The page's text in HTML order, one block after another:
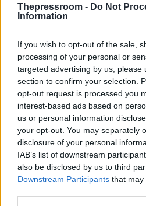
Thepressroom - Do Not
Information
If you wish to opt-out of the sale,
processing of your personal or
targeted advertising by us, please
section to confirm your selection.
opt-out request is processed you
interest-based ads based on
us or personal information
your opt-out. You may separately
disclosure of your personal
IAB’s list of downstream
also be disclosed by us to third
Downstream Participants that may
Στη συνέχεια μιαομάδα
Κοτζιά, όπου οι
ρίψεις νερού με τον